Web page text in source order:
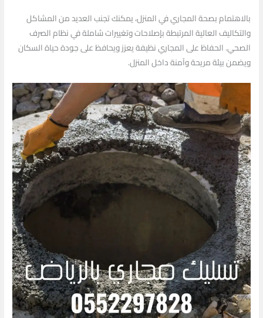
بالاهتمام بصحة المجاري في المنزل، يمكنك تجنب العديد من المشاكل
والتكاليف العالية المرتبطة بإصلاحات وتغييرات شاملة في نظام الصرف
الصحي. الحفاظ على المجاري نظيفة يعزز ويحافظ على جودة حياة السكان
ويضمن بيئة مريحة وآمنة داخل المنزل.